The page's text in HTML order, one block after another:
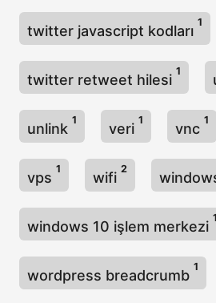
twitter javascript kodları
1
twitter retweet hilesi
1
unlink
1
veri
1
vnc
1
vps
1
wifi
2
windows 10 işlem merkezi
1
wordpress breadcrumb
1